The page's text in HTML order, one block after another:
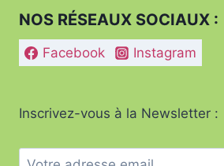
NOS RÉSEAUX SOCIAUX :
Facebook Instagram
Inscrivez-vous à la Newsletter :